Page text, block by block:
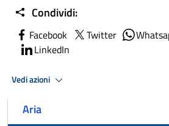
Condividi:
Facebook Twitter
LinkedIn
Vedi azioni
Aria